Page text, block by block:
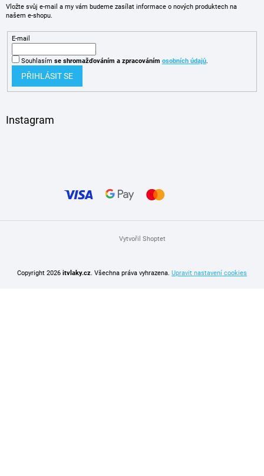
Vložte svůj e-mail a my vám budeme zasílat informace o nových produktech na
našem e-shopu.
E-mail
Souhlasím se shromažďováním a zpracováním osobních údajů.
PŘIHLÁSIT SE
Instagram
Vytvořil Shoptet
Copyright 2026 itvlaky.cz. Všechna práva vyhrazena. Upravit nastavení cookies